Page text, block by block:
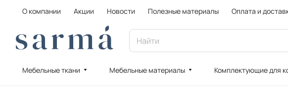
О компании Акции Новости Полезные материалы Оплата и
Мебельные ткани Мебельные материалы Комплектующие для